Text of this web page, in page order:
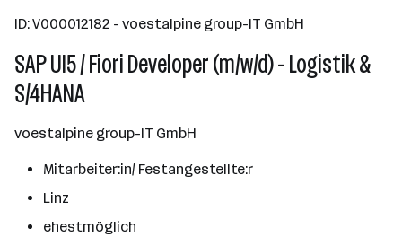
Linz
ID: V000012182 - voestalpine group-IT GmbH
SAP UI5 / Fiori Developer (m/w/d) - Logistik &
S/4HANA
voestalpine group-IT GmbH
Mitarbeiter:in/ Festangestellte:r
Linz
ehestmöglich